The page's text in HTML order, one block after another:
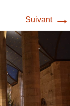
Suivant →